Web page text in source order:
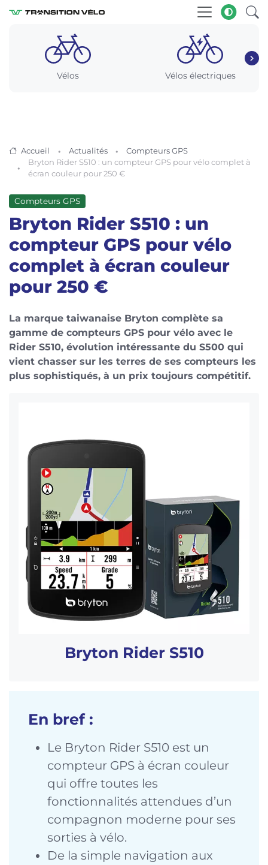
Vélos Vélos électriques
Accueil Actualités
Compteurs GPS
Bryton Rider S510 : un compteur GPS pour vélo complet à
écran couleur pour 250 €
Compteurs GPS
Bryton Rider S510 : un
compteur GPS pour vélo
complet à écran couleur
pour 250 €
La marque taiwanaise Bryton complète sa
gamme de compteurs GPS pour vélo avec le
Rider S510, évolution intéressante du S500 qui
vient chasser sur les terres de ses compteurs les
plus sophistiqués, à un prix toujours compétitif.
Bryton Rider S510
En bref :
Le Bryton Rider S510 est un
compteur GPS à écran couleur
qui offre toutes les
fonctionnalités attendues d’un
compagnon moderne pour ses
sorties à vélo.
De la simple navigation aux